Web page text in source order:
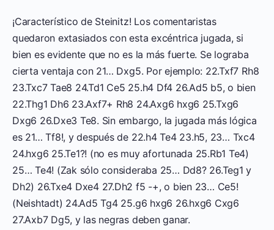
¡Característico de Steinitz! Los comentaristas
quedaron extasiados con esta excéntrica jugada, si
bien es evidente que no es la más fuerte. Se lograba
cierta ventaja con 21… Dxg5. Por ejemplo: 22.Txf7 Rh8
23.Txc7 Tae8 24.Td1 Ce5 25.h4 Df4 26.Ad5 b5, o bien
22.Thg1 Dh6 23.Axf7+ Rh8 24.Axg6 hxg6 25.Txg6
Dxg6 26.Dxe3 Te8. Sin embargo, la jugada más lógica
es 21… Tf8!, y después de 22.h4 Te4 23.h5, 23… Txc4
24.hxg6 25.Te1?! (no es muy afortunada 25.Rb1 Te4)
25… Te4! (Zak sólo consideraba 25… Dd8? 26.Teg1 y
Dh2) 26.Txe4 Dxe4 27.Dh2 f5 -+, o bien 23… Ce5!
(Neishtadt) 24.Ad5 Tg4 25.g6 hxg6 26.hxg6 Cxg6
27.Axb7 Dg5, y las negras deben ganar.